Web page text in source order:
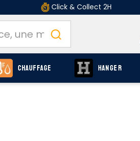
Click & Collect 2H
Chauffage HANGER